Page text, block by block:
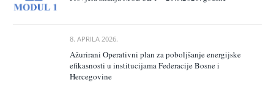
8. APRILA 2026.
Ažurirani Operativni plan za poboljšanje energijske
efikasnosti u institucijama Federacije Bosne i
Hercegovine